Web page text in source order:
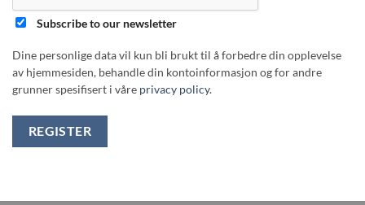
Subscribe to our newsletter
Dine personlige data vil kun bli brukt til å forbedre din opplevelse
av hjemmesiden, behandle din kontoinformasjon og for andre
grunner spesifisert i våre privacy policy.
REGISTER